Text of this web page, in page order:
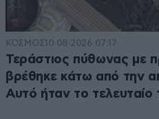
ΚΟΣΜΟΣ10·08·2026 07:17
Τεράστιος πύθωνας με
βρέθηκε κάτω από την
Αυτό ήταν το τελευταίο